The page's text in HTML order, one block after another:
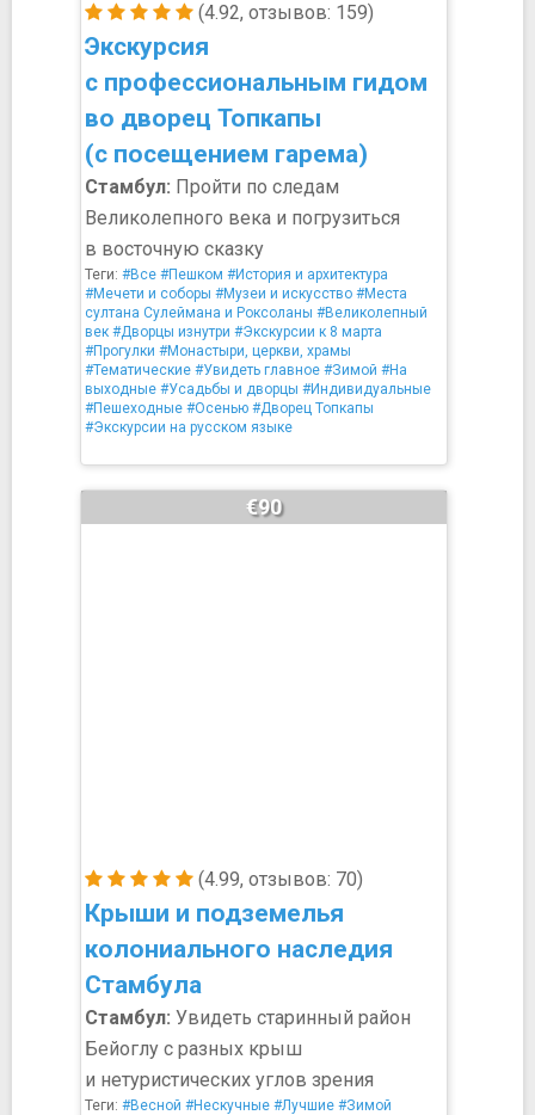
(4.92, отзывов: 159)
Экскурсия
с профессиональным гидом
во дворец Топкапы
(с посещением гарема)
Стамбул: Пройти по следам
Великолепного века и погрузиться
в восточную сказку
Теги: #Все #Пешком #История и архитектура
#Мечети и соборы #Музеи и искусство #Места
султана Сулеймана и Роксоланы #Великолепный
век #Дворцы изнутри #Экскурсии к 8 марта
#Прогулки #Монастыри, церкви, храмы
#Тематические #Увидеть главное #Зимой #На
выходные #Усадьбы и дворцы #Индивидуальные
#Пешеходные #Осенью #Дворец Топкапы
#Экскурсии на русском языке
(4.99, отзывов: 70)
Крыши и подземелья
колониального наследия
Стамбула
€90
Стамбул: Увидеть старинный район
Бейоглу с разных крыш
и нетуристических углов зрения
Теги: #Весной #Нескучные #Лучшие #Зимой